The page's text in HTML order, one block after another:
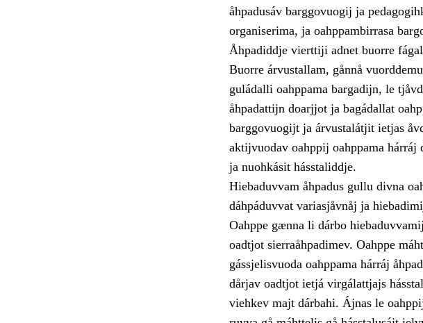
åhpadusáv barggovuogij ja
organiserima, ja oahppambirrasa
Åhpadiddje vierttiji adnet buorre
Buorre árvustallam, gånnå
guládalli oahppama bargadijn, le
åhpadattijn doarjjot ja bagádallat
barggovuogijt ja árvustalátjit ietjas
aktijvuodav oahppij oahppama hárráj
ja nuohkásit hásstaliddje.
Hiebaduvvam åhpadus gullu divna
dáhpáduvvat variasjåvnåj ja
Oahppe gænna li dárbo
oadtjot sierraåhpadimev. Oahppe
gássjelisvuoda oahppama hárráj
dårjav oadtjot ietjá virgálattjajs
viehkev majt dárbahi. Ájnas le